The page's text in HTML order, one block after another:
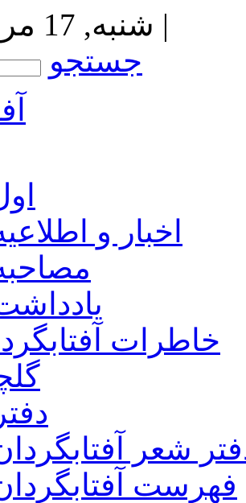
شنبه, 17 مرداد,1405 |
جستجو
اخبار و
خاطرات
شعر
فهرست